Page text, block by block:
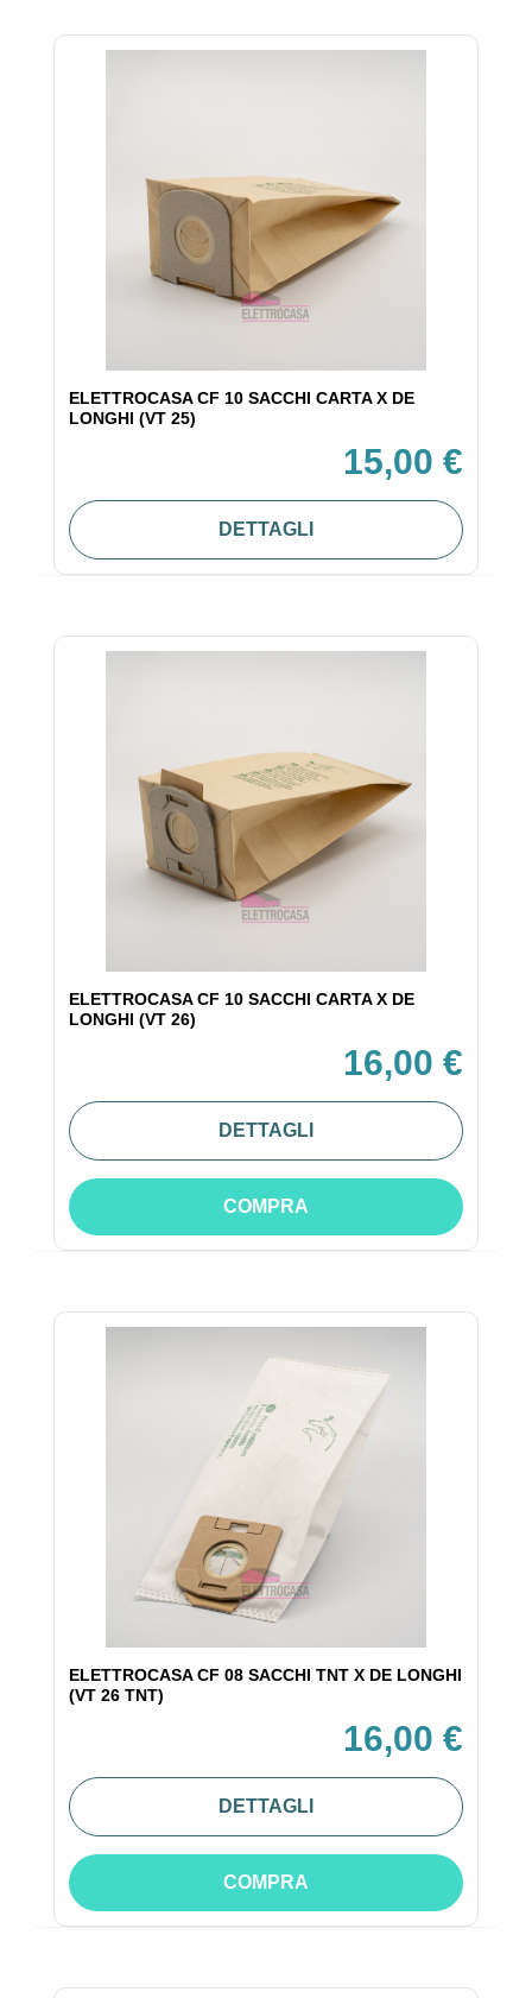
ELETTROCASA CF 10 SACCHI CARTA X DE
LONGHI (VT 25)
15,00 €
DETTAGLI
ELETTROCASA CF 10 SACCHI CARTA X DE
LONGHI (VT 26)
16,00 €
DETTAGLI
COMPRA
ELETTROCASA CF 08 SACCHI TNT X DE LONGHI
(VT 26 TNT)
16,00 €
DETTAGLI
COMPRA